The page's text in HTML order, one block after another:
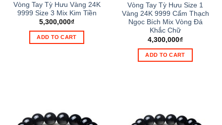
Vòng Tay Tỳ Hưu Vàng 24K
9999 Size 3 Mix Kim Tiền
5,300,000₫
ADD TO CART
Vòng Tay Tỳ Hưu Size 1
Vàng 24K 9999 Cẩm Thạch
Ngọc Bích Mix Vòng Đá
Khắc Chữ
4,300,000₫
ADD TO CART